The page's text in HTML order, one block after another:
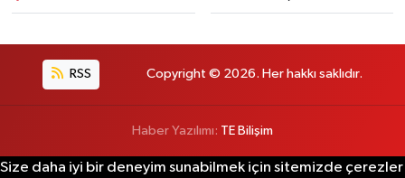
RSS Copyright © 2026. Her hakkı saklıdır.
Haber Yazılımı: TE Bilişim
Size daha iyi bir deneyim sunabilmek için sitemizde çerezler